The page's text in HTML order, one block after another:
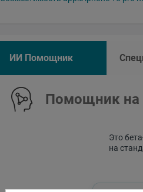
ИИ Помощник
Помощник на
Это
на